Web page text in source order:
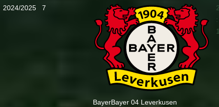
2024/2025 7
BayerBayer 04 Leverkusen
: